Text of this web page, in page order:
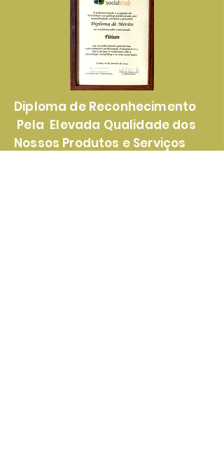
Diploma de Reconhecimento
Pela Elevada Qualidade dos
Nossos Produtos e Serviços